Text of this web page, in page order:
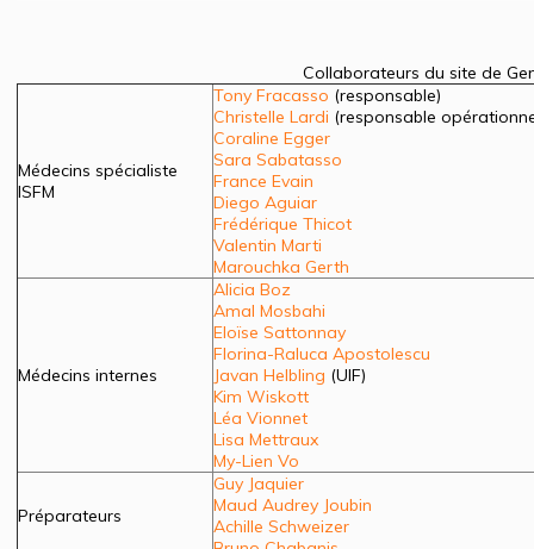
Collaborateurs du site de
Médecins spécialiste
ISFM
Tony Fracasso (responsable)
Christelle Lardi (responsable
Coraline Egger
Sara Sabatasso
France Evain
Diego Aguiar
Frédérique Thicot
Valentin Marti
Marouchka Gerth
Médecins internes
Alicia Boz
Amal Mosbahi
Eloïse Sattonnay
Florina-Raluca Apostolescu
Javan Helbling (UIF)
Kim Wiskott
Léa Vionnet
Lisa Mettraux
My-Lien Vo
Préparateurs
Guy Jaquier
Maud Audrey Joubin
Achille Schweizer